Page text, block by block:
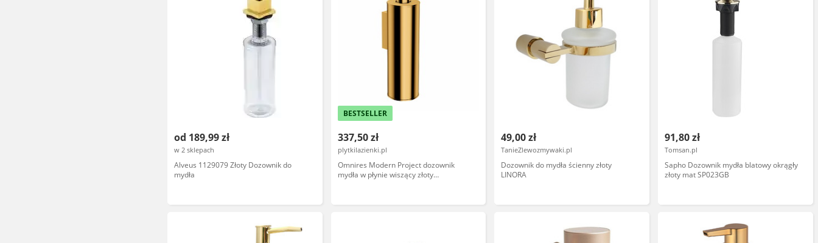
od 189,99 zł
w 2 sklepach
Alveus 1129079 Złoty Dozownik do
mydła
BESTSELLER
337,50 zł
plytkilazienki.pl
Omnires Modern Project dozownik
mydła w płynie wiszący złoty
49,00 zł
TanieZlewozmywaki.pl
Dozownik do mydła ścienny złoty
LINORA
91,80 zł
Tomsan.pl
Sapho Dozownik mydła blatowy okrągły
złoty mat SP023GB